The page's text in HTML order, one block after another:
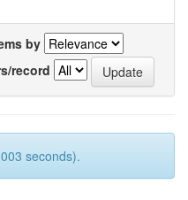
by
record
seconds).